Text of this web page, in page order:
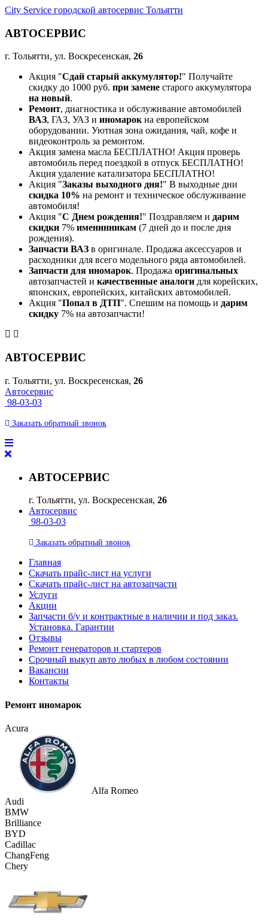
City Service городской автосервис Тольятти
АВТОСЕРВИС
г. Тольятти, ул. Воскресенская, 26
Акция "Сдай старый аккумулятор!" Получайте
скидку до 1000 руб. при замене старого аккумулятора
на новый.
Ремонт, диагностика и обслуживание автомобилей
ВАЗ, ГАЗ, УАЗ и иномарокна европейском
оборудовании. Уютная зона ожидания, чай, кофе и
видеоконтроль за ремонтом.
Акция замена масла БЕСПЛАТНО! Акция проверь
автомобиль перед поездкой в отпуск БЕСПЛАТНО!
Акция удаление катализатора БЕСПЛАТНО!
Акция "Заказы выходного дня!" В выходные дни
скидка 10% на ремонт и техническое обслуживание
автомобиля!
Акция "С Днем рождения!" Поздравляем и дарим
скидки 7% именинникам (7 дней до и после дня
рождения).
Запчасти ВАЗ в оригинале. Продажа аксессуаров и
расходники для всего модельного ряда автомобилей.
Запчасти для иномарок. Продажа оригинальных
автозапчастей и качественные аналоги для корейских,
японских, европейских, китайских автомобилей.
Акция "Попал в ДТП". Спешим на помощь и дарим
скидку 7% на автозапчасти!
АВТОСЕРВИС
г. Тольятти, ул. Воскресенская, 26
Автосервис
98-03-03
Заказать обратный звонок
АВТОСЕРВИС
г. Тольятти, ул. Воскресенская, 26
Автосервис
98-03-03
Заказать обратный звонок
Главная
Скачать прайс-лист на услуги
Скачать прайс-лист на автозапчасти
Услуги
Акции
Запчасти б/у и контрактные в наличии и под заказ.
Установка. Гарантии
Отзывы
Ремонт генераторов и стартеров
Cрочный выкуп авто любых в любом состоянии
Вакансии
Контакты
Ремонт иномарок
Acura
Alfa Romeo
Audi
BMW
Brilliance
BYD
Cadillac
ChangFeng
Chery